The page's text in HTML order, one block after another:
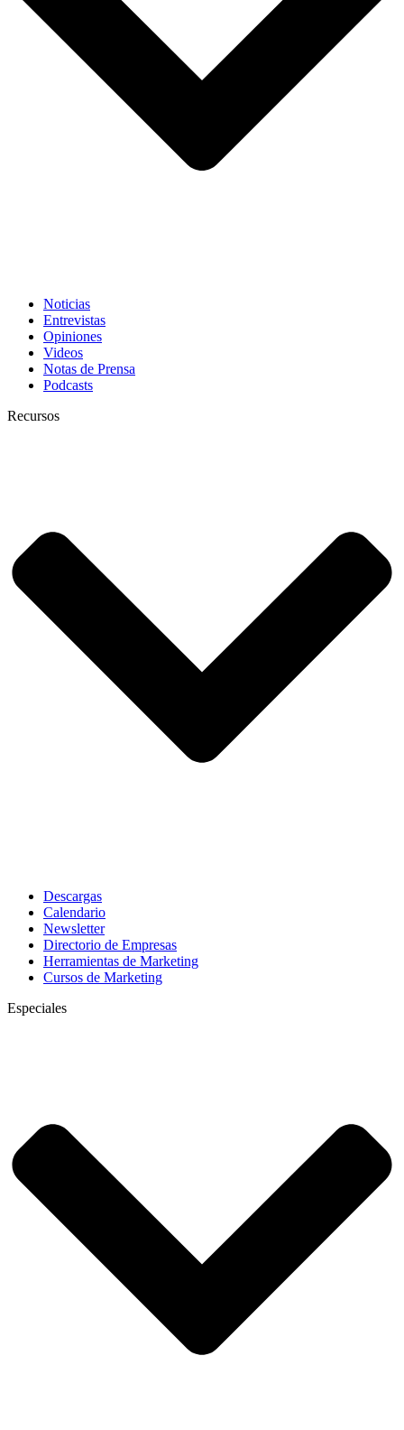
Noticias
Entrevistas
Opiniones
Videos
Notas de Prensa
Podcasts
Recursos
Descargas
Calendario
Newsletter
Directorio de Empresas
Herramientas de Marketing
Cursos de Marketing
Especiales